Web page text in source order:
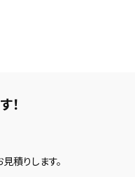
！
積りします。